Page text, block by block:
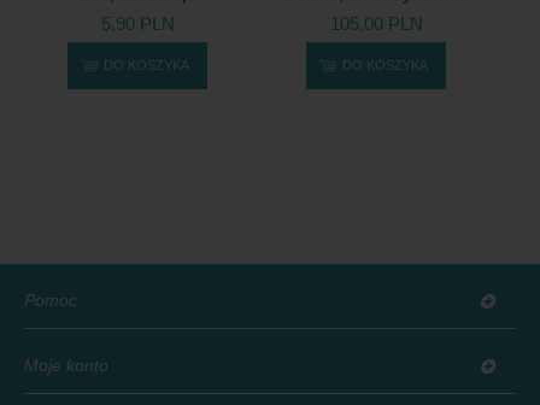
5,90 PLN
DO KOSZYKA
105,00 PLN
DO KOSZYKA
Pomoc
Moje konto